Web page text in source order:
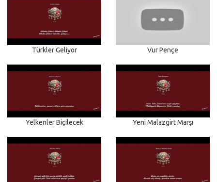
Türkler Geliyor Vur Pençe
Yelkenler Biçilecek Yeni Malazgirt Marşı